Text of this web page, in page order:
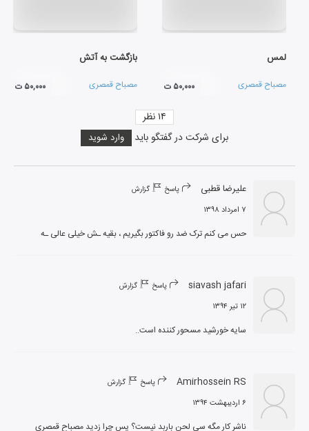
لمس
مصباح قمصری ۵۰,۰۰۰ ت
بازگشت به آتش
مصباح قمصری ۵۰,۰۰۰ ت
برای شرکت در گفتگو باید وارد شوید
۱۴نظر
علیرضا قطبی پاسخ گزارش
۷ امرداد ۱۳۹۸
حس می کنم ترک ضد رو فاکتور بگیریم ، بقیه ـش خیلی عالی ـه
siavash jafari پاسخ گزارش
۱۲ تیر ۱۳۹۴
سایه خورشید مسحور کننده است..
Amirhossein RS پاسخ گزارش
۶ اردیبهشت ۱۳۹۴
ناشر کار مگه سی لحن باربد نیست؟ پس چرا زدید مصباح قمصری